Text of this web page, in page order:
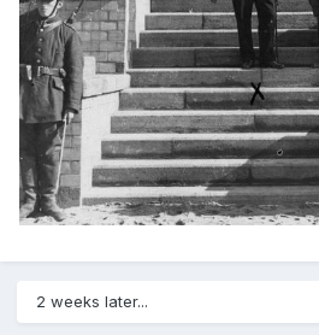
2 weeks later...